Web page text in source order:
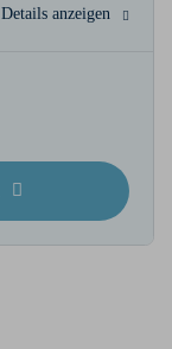
Details anzeigen